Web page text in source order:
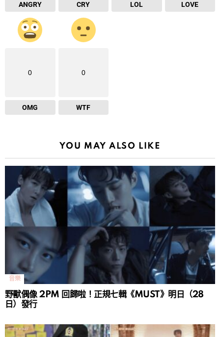
ANGRY CRY LOL LOVE
0
OMG
0
WTF
YOU MAY ALSO LIKE
音樂
野獸偶像 2PM 回歸啦！正規七輯《MUST》明日（28
日）發行